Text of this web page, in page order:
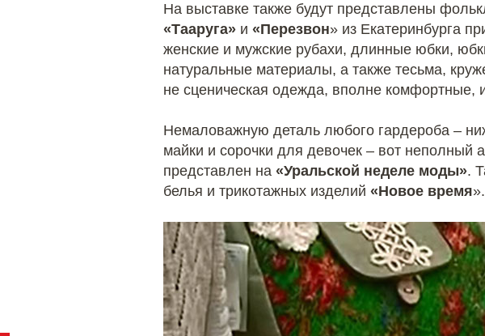
На выставке также будут представлены
«Тааруга» и «Перезвон» из Екатеринбурга
женские и мужские рубахи, длинные юбки,
натуральные материалы, а также тесьма,
не сценическая одежда, вполне комфортные,
Немаловажную деталь любого гардероба –
майки и сорочки для девочек – вот неполный
представлен на «Уральской неделе моды».
белья и трикотажных изделий «Новое время».